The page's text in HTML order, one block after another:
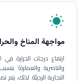
wb_sunny
مواجهة المناخ
ارتفاع درجات الحرارة
والناصرية والعمارة)
التجارية الرديئة. لذلك،